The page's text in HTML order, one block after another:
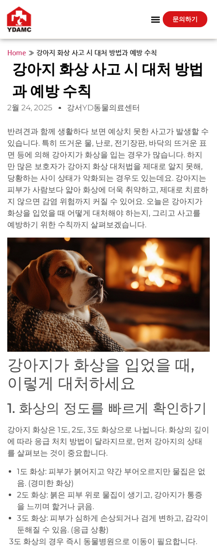
문의하기
Home » 강아지 화상 사고 시 대처 방법과 예방 수칙
강아지 화상 사고 시 대처 방법
과 예방 수칙
2월 24, 2025 강서YD동물의료센터
반려견과 함께 생활하다 보면 예상치 못한 사고가 발생할 수
있습니다. 특히 뜨거운 물, 난로, 전기장판, 바닥의 뜨거운 표
면 등에 의해 강아지가 화상을 입는 경우가 많습니다. 하지
만 많은 보호자가 강아지 화상 대처법을 제대로 알지 못해,
당황하는 사이 상태가 악화되는 경우도 있는데요. 강아지는
피부가 사람보다 얇아 화상에 더욱 취약하고, 제대로 치료하
지 않으면 감염 위험까지 커질 수 있어요. 오늘은 강아지가
화상을 입었을 때 어떻게 대처해야 하는지, 그리고 사고를
예방하기 위한 수칙까지 살펴보겠습니다.
강아지가 화상을 입었을 때,
이렇게 대처하세요
1. 화상의 정도를 빠르게 확인하기
강아지 화상은 1도, 2도, 3도 화상으로 나뉩니다. 화상의 깊이
에 따라 응급 처치 방법이 달라지므로, 먼저 강아지의 상태
를 살펴보는 것이 중요합니다.
1도 화상: 피부가 붉어지고 약간 부어오르지만 물집은 없
음. (경미한 화상)
2도 화상: 붉은 피부 위로 물집이 생기고, 강아지가 통증
을 느끼며 핥거나 긁음.
3도 화상: 피부가 심하게 손상되거나 검게 변하고, 감각이
둔해질 수 있음. (응급 상황)
3도 화상의 경우 즉시 동물병원으로 이동이 필요합니다.